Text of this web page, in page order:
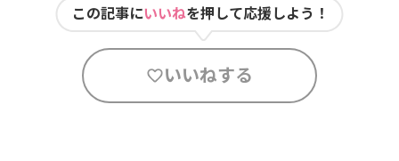
この記事にいいねを押して応援しよう！
いいねする